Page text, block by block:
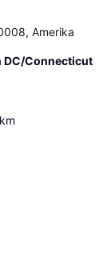
Amerika
DC/Connecticut
km